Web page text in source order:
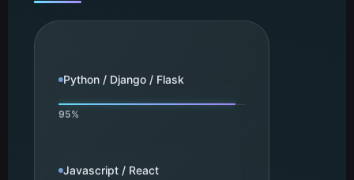
Python / Django / Flask
Javascript / React